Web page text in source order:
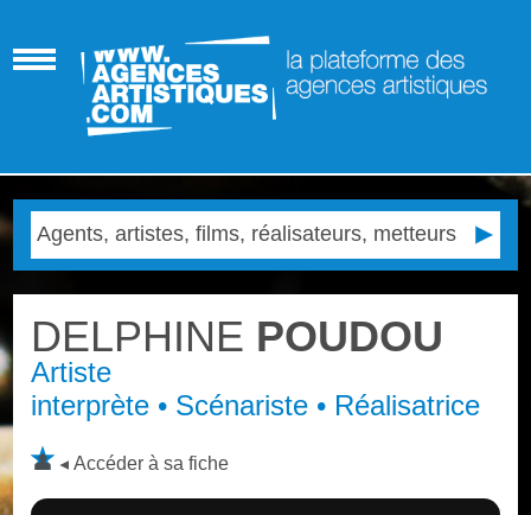
DELPHINE POUDOU
Artiste
interprète • Scénariste • Réalisatrice
Accéder à sa fiche